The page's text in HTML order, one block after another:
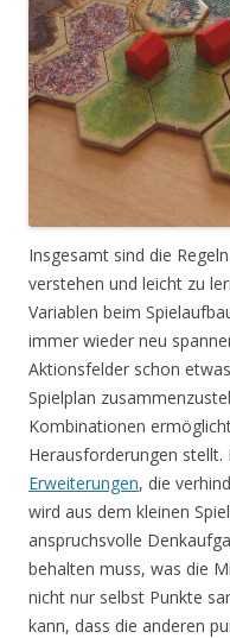
Insgesamt sind die
verstehen und leicht zu
Variablen beim
immer wieder neu
Aktionsfelder schon
Spielplan
Kombinationen
Herausforderungen
Erweiterungen, die
wird aus dem kleinen
anspruchsvolle
behalten muss, was die
nicht nur selbst Punkte
kann, dass die anderen